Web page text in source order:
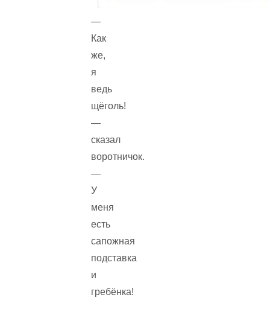
—
Как
же,
я
ведь
щёголь!
—
сказал
воротничок.
—
У
меня
есть
сапожная
подставка
и
гребёнка!